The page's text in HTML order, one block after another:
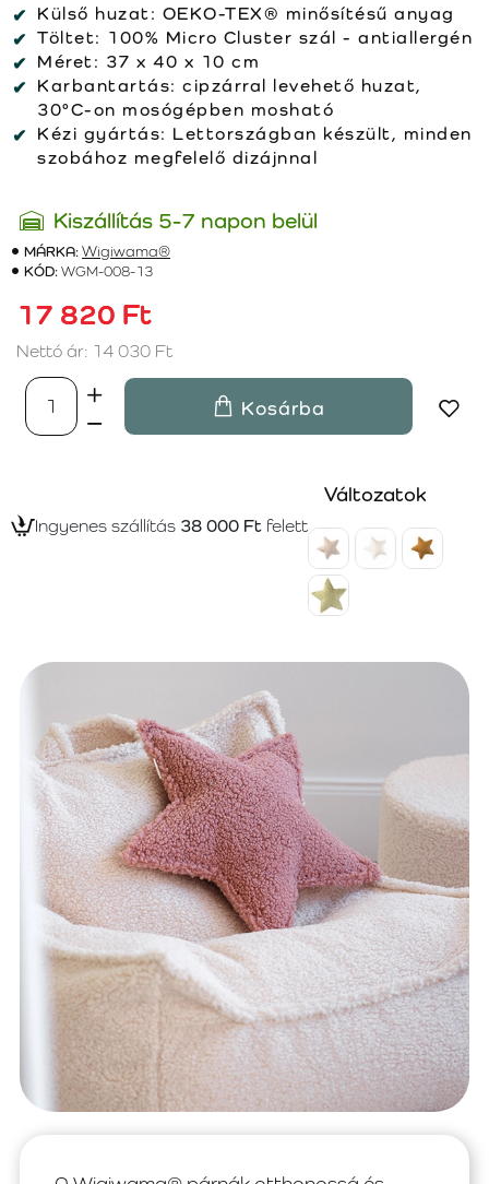
Külső huzat: OEKO-TEX® minősítésű anyag
Töltet: 100% Micro Cluster szál - antiallergén
Méret: 37 x 40 x 10 cm
Karbantartás: cipzárral levehető huzat,
30°C-on mosógépben mosható
Kézi gyártás: Lettországban készült, minden
szobához megfelelő dizájnnal
Kiszállítás 5-7 napon belül
MÁRKA:Wigiwama®
KÓD:WGM-008-13
17 820 Ft
Nettó ár: 14 030 Ft
Kosárba
Ingyenes szállítás 38 000 Ft felett
Változatok